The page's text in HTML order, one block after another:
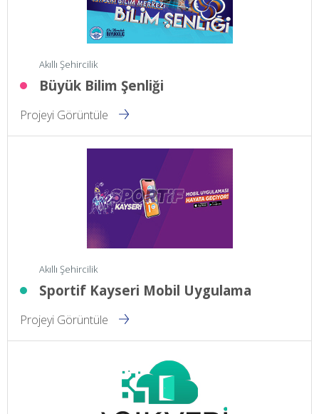
Akıllı Şehircilik
Büyük Bilim Şenliği
Projeyi Görüntüle
Akıllı Şehircilik
Sportif Kayseri Mobil Uygulama
Projeyi Görüntüle